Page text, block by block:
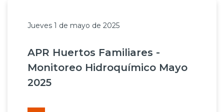
Jueves 1 de mayo de 2025
APR Huertos Familiares -
Monitoreo Hidroquímico Mayo
2025